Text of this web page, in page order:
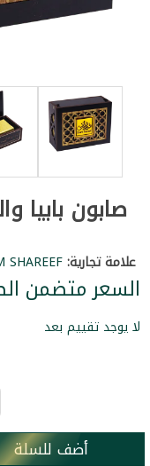
صابون بابيا
علامة تجارية:SHAREEF
السعر متضمن
لا يوجد تقييم بعد
أضف للسلة